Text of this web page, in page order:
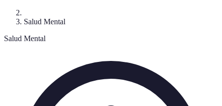
Salud Mental
Salud Mental